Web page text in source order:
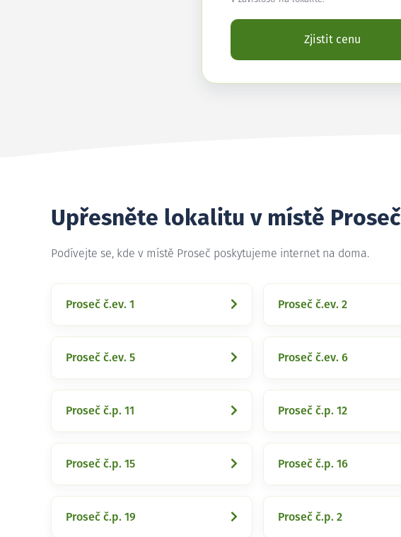
Zjistit cenu
Upřesněte lokalitu v místě Proseč
Podívejte se, kde v místě Proseč poskytujeme internet na doma.
Proseč č.ev. 1 Proseč č.ev. 2
Proseč č.ev. 5 Proseč č.ev. 6
Proseč č.p. 11 Proseč č.p. 12
Proseč č.p. 15 Proseč č.p. 16
Proseč č.p. 19 Proseč č.p. 2